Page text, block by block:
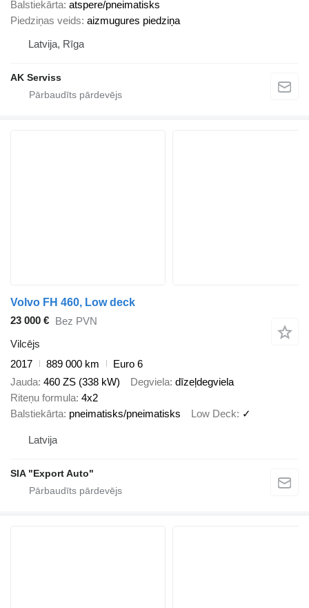
Balstiekārta atspere/pneimatisks
Piedziņas veids aizmugures piedziņa
Latvija, Rīga
AK Serviss
Volvo FH 460, Low deck
23 000 € Bez PVN
Vilcējs
2017
889 000 km
Euro 6
Jauda 460 ZS (338 kW) Degviela dīzeļdegviela
Riteņu formula 4x2
Balstiekārta pneimatisks/pneimatisks Low Deck ✓
Latvija
SIA "Export Auto"